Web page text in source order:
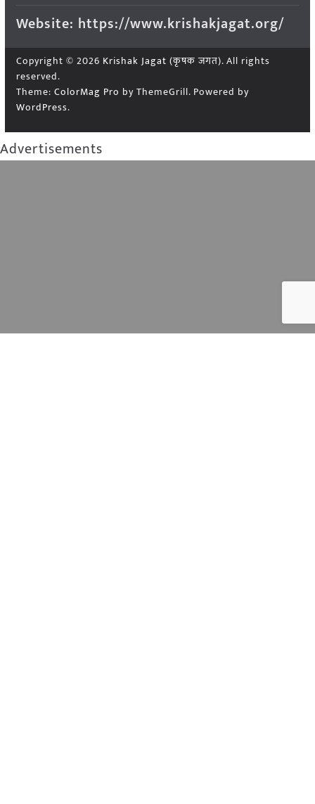
Website: https://www.krishakjagat.org/
Copyright © 2026 Krishak Jagat (कृषक जगत). All rights
reserved.
Theme: ColorMag Pro by ThemeGrill. Powered by
WordPress.
Advertisements